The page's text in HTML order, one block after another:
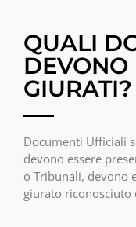
QUALI
DEVONO
GIURATI?
Documenti Ufficiali
devono essere
o Tribunali, devono
giurato riconosciuto